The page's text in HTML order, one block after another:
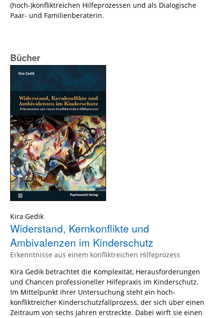
(hoch-)konfliktreichen Hilfeprozessen und als Dialogische
Paar- und Familienberaterin.
Bücher
Kira Gedik
Widerstand, Kernkonflikte und
Ambivalenzen im Kinderschutz
Erkenntnisse aus einem konfliktreichen Hilfeprozess
Kira Gedik betrachtet die Komplexität, Herausforderungen
und Chancen professioneller Hilfepraxis im Kinderschutz.
Im Mittelpunkt ihrer Untersuchung steht ein hoch-
konfliktreicher Kinderschutzfallprozess, der sich über einen
Zeitraum von sechs Jahren erstreckte. Dabei wirft sie einen